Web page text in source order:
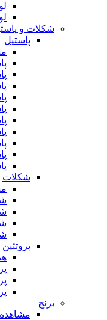
شکلات و
پاستیل
شکلات
پروتئین
برنج